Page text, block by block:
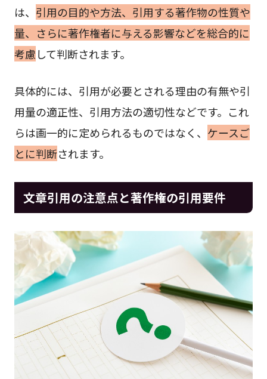
は、 引用の目的や方法、引用する著作物の性質や
量、さらに著作権者に与える影響などを総合的に
考慮して判断されます。
具体的には、引用が必要とされる理由の有無や引
用量の適正性、引用方法の適切性などです。これ
らは画一的に定められるものではなく、 ケースご
とに判断されます。
文章引用の注意点と著作権の引用要件